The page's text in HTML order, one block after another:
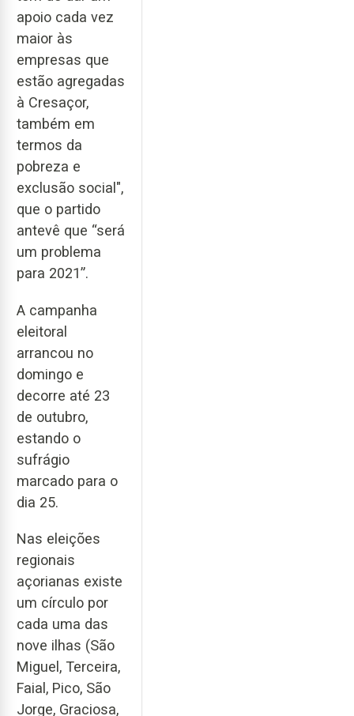
apoio cada vez
maior às
empresas que
estão agregadas
à Cresaçor,
também em
termos da
pobreza e
exclusão social",
que o partido
antevê que “será
um problema
para 2021”.
A campanha
eleitoral
arrancou no
domingo e
decorre até 23
de outubro,
estando o
sufrágio
marcado para o
dia 25.
Nas eleições
regionais
açorianas existe
um círculo por
cada uma das
nove ilhas (São
Miguel, Terceira,
Faial, Pico, São
Jorge, Graciosa,